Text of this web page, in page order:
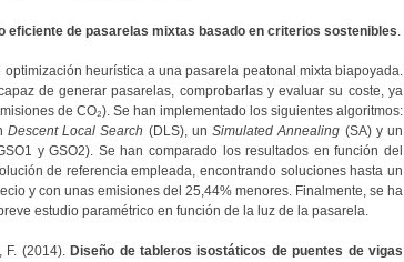
eficiente de pasarelas mixtas basado en criterios sostenibles.
heurística a una pasarela peatonal mixta biapoyada.
de generar pasarelas, comprobarlas y evaluar su coste, ya
de CO₂). Se han implementado los siguientes algoritmos:
Descent Local Search (DLS), unSimulated Annealing (SA) y un
y GSO2). Se han comparado los resultados en función del
de referencia empleada, encontrando soluciones hasta un
y con unas emisiones del 25,44% menores. Finalmente, se ha
estudio paramétrico en función de la luz de la pasarela.
F. (2014). Diseño de tableros isostáticos de puentes de vigas